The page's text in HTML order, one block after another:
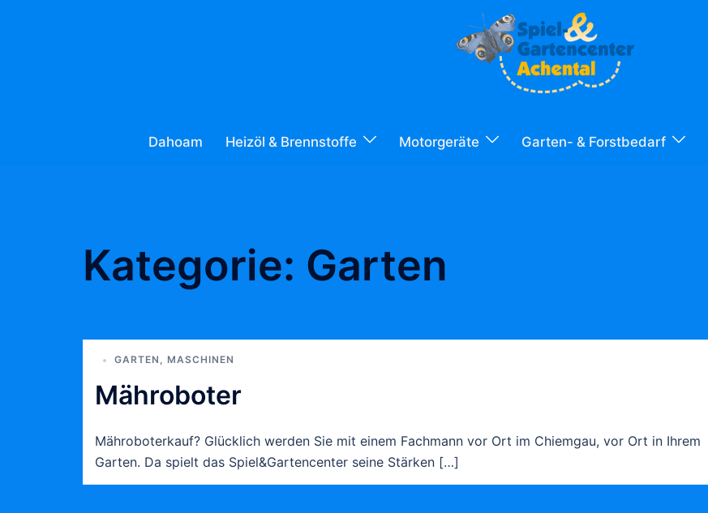
Dahoam Heizöl & Brennstoffe Motorgeräte Garten- & Forstbedarf
Kategorie: Garten
GARTEN , MASCHINEN
Mähroboter
Mähroboterkauf? Glücklich werden Sie mit einem Fachmann vor Ort im Chiemgau, vor Ort in Ihrem
Garten. Da spielt das Spiel&Gartencenter seine Stärken […]